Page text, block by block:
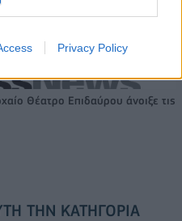
Privacy Policy
Θέατρο Επιδαύρου άνοιξε τις
ΤΗΝ ΚΑΤΗΓΟΡΊΑ